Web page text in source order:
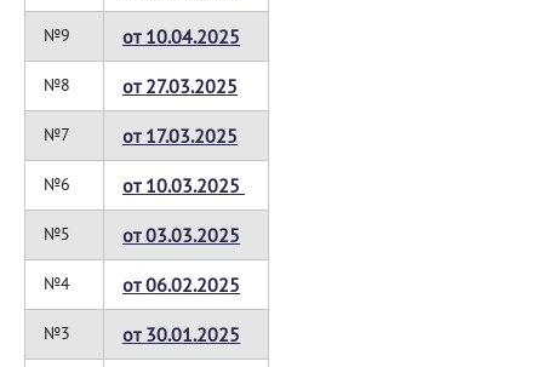
№9 от 10.04.2025
№8 от 27.03.2025
№7 от 17.03.2025
№6 от 10.03.2025
№5 от 03.03.2025
№4 от 06.02.2025
№3 от 30.01.2025